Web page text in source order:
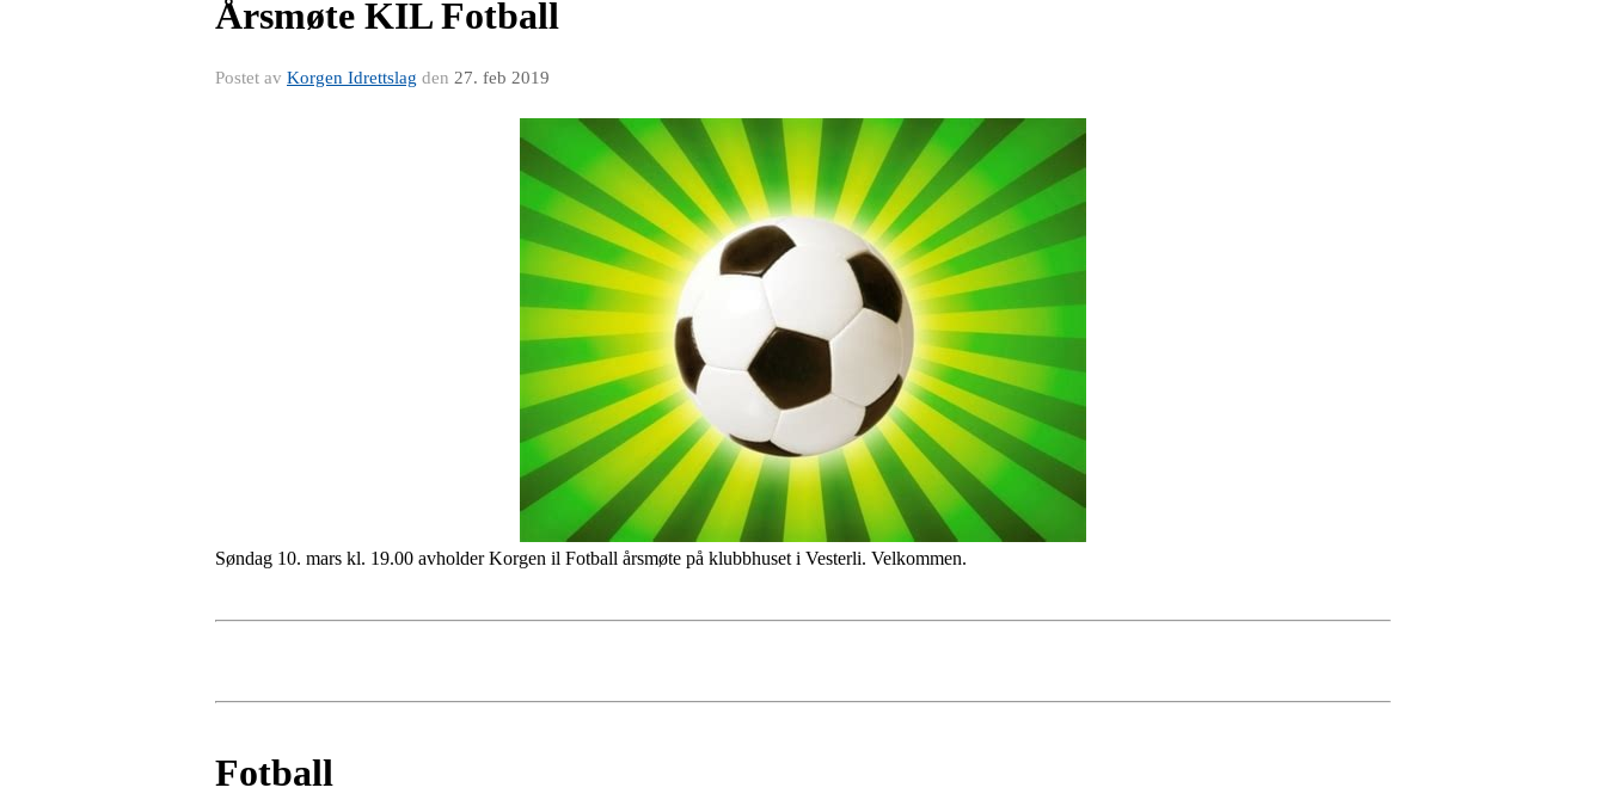
Årsmøte KIL Fotball
Postet av Korgen Idrettslag den 27. feb 2019
Søndag 10. mars kl. 19.00 avholder Korgen il Fotball årsmøte på klubbhuset i Vesterli. Velkommen.
Fotball